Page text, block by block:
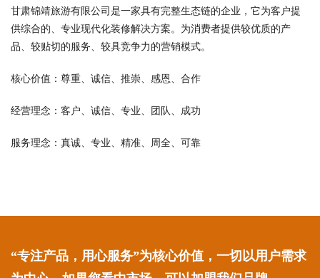
甘肃锦靖旅游有限公司是一家具有完整生态链的企业，它为客户提
供综合的、专业现代化装修解决方案。为消费者提供较优质的产
品、较贴切的服务、较具竞争力的营销模式。
核心价值：尊重、诚信、推崇、感恩、合作
经营理念：客户、诚信、专业、团队、成功
服务理念：真诚、专业、精准、周全、可靠
“专注产品，用心服务”为核心价值，一切以用户需求